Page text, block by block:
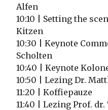
Alfen
10:10 | Setting the
Kitzen
10:30 | Keynote
Scholten
10:40 | Keynote
10:50 | Lezing Dr.
11:20 | Koffiepauze
11:40 | Lezing Prof.